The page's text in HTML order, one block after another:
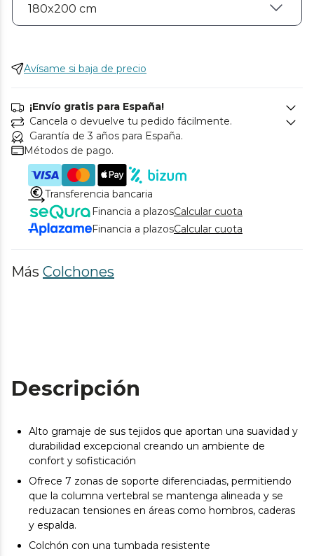
Avísame si baja de precio
¡Envío gratis para España!
Cancela o devuelve tu pedido fácilmente.
Garantía de 3 años para España.
Métodos de pago.
Transferencia bancaria
Financia a plazosCalcular cuota
Financia a plazosCalcular cuota
Más Colchones
Descripción
Alto gramaje de sus tejidos que aportan una suavidad y
durabilidad excepcional creando un ambiente de
confort y sofisticación
Ofrece 7 zonas de soporte diferenciadas, permitiendo
que la columna vertebral se mantenga alineada y se
reduzacan tensiones en áreas como hombros, caderas
y espalda.
Colchón con una tumbada resistente